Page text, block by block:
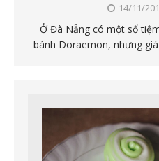
14/11/
Ở Đà Nẵng có một số
bánh Doraemon, nhưng